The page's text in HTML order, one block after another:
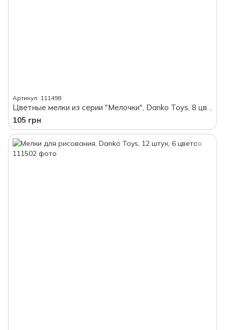
Артикул: 111498
Цветные мелки из серии "Мелочки", Danko Toys, 8 цветов, 16 шт., в ведерке
105 грн